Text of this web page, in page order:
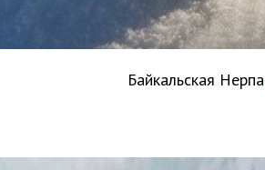
Байкальская Нерпа